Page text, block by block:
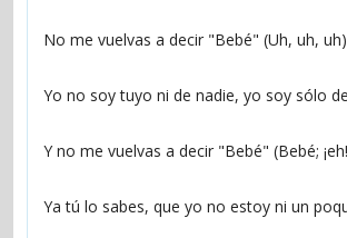
No me vuelvas a decir "Bebé" (Uh, uh, uh)
Yo no soy tuyo ni de nadie, yo soy sólo
Y no me vuelvas a decir "Bebé" (Bebé;
Ya tú lo sabes, que yo no estoy ni un